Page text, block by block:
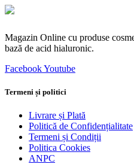
Magazin Online cu produse
bază de acid hialuronic.
FacebookYoutube
Termeni și politici
Livrare și Plată
Politică de Confidențialitate
Termeni și Condiții
Politica Cookies
ANPC